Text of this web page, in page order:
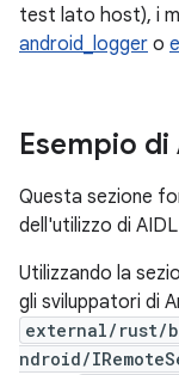
test lato host), i
android_logger o
Esempio di
Questa sezione
dell'utilizzo di
Utilizzando la
gli sviluppatori di
external/rust/
ndroid/